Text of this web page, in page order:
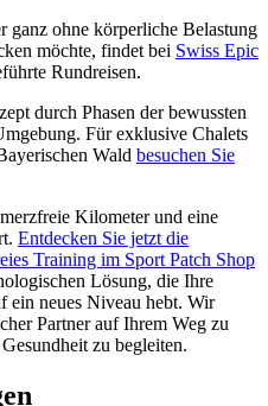
ganz ohne körperliche Belastung
möchte, findet bei Swiss Epic
Rundreisen.
durch Phasen der bewussten
Für exklusive Chalets
Wald besuchen Sie
Kilometer und eine
Entdecken Sie jetzt die
Training im Sport Patch Shop
Lösung, die Ihre
ein neues Niveau hebt. Wir
Partner auf Ihrem Weg zu
zu begleiten.